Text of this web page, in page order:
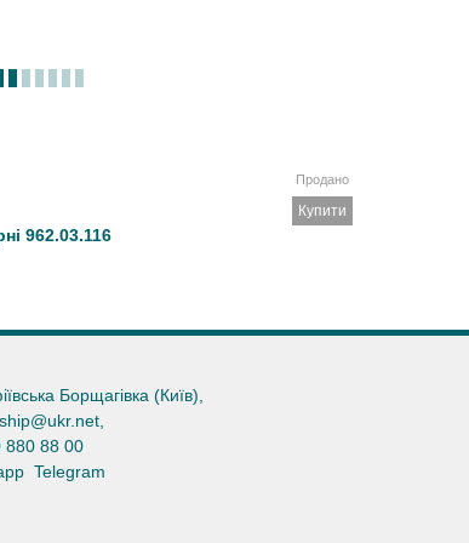
Продано
Купити
962.03.116
Борщагівка (Київ)
880 88 00
Telegram